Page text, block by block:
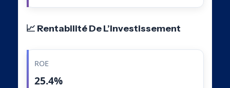
📈 Rentabilité De L’Investissement
ROE
25.4%